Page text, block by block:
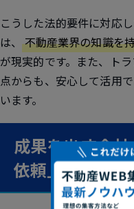
こうした法的要件に対応
は、不動産業界の知識を
が現実的です。また、ト
点からも、安心して活用
います。
成果を出す会
依頼」にあった